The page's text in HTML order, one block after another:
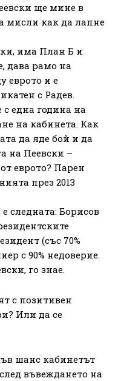
ще мине в
мисли как да лапне
има План Б и
дава рамо на
еврото и е
с Радев.
с една година на
на кабинета. Как
да яде бой и да
на Пеевски –
еврото? Парен
през 2013
следната: Борисов
(със 70%
с 90% недоверие.
го знае.
с позитивен
Или да се
шанс кабинетът
въвеждането на